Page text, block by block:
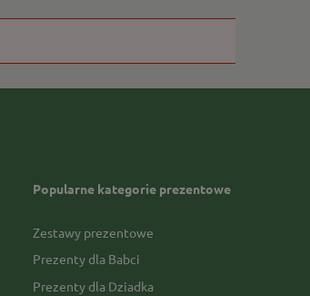
Popularne kategorie prezentowe
Zestawy prezentowe
Prezenty dla Babci
Prezenty dla Dziadka